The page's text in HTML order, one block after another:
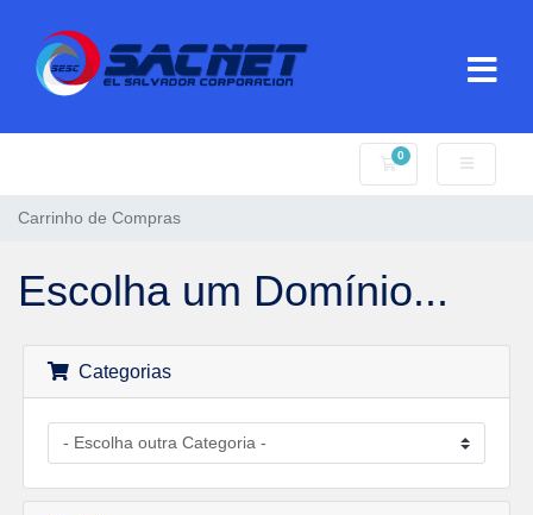
0
Carrinho de
Carrinho de Compras
Escolha um Domínio...
Categorias